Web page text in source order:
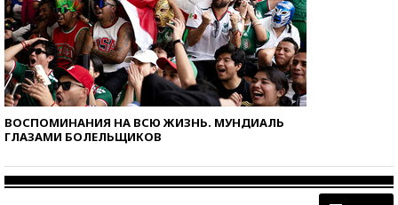
ВОСПОМИНАНИЯ НА ВСЮ ЖИЗНЬ. МУНДИАЛЬ
ГЛАЗАМИ БОЛЕЛЬЩИКОВ